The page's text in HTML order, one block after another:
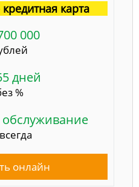
карта
000
дней
%
обслуживание
онлайн